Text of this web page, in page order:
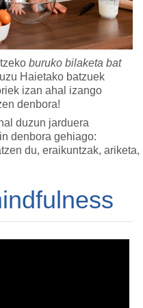
buruko bilaketa bat
Haietako batzuek
izan ahal izango
denbora!
duzun jarduera
denbora gehiago:
du, eraikuntzak, ariketa,